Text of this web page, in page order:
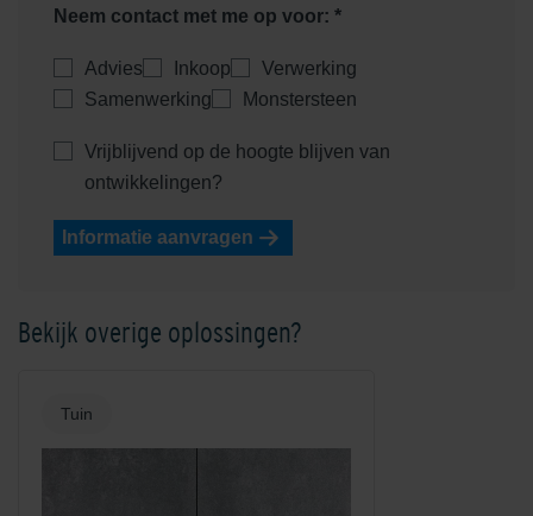
Neem contact met me op voor: *
Advies Inkoop
Verwerking
Samenwerking
Monstersteen
Vrijblijvend op de hoogte blijven van
ontwikkelingen?
Informatie aanvragen
Bekijk overige oplossingen?
Tuin